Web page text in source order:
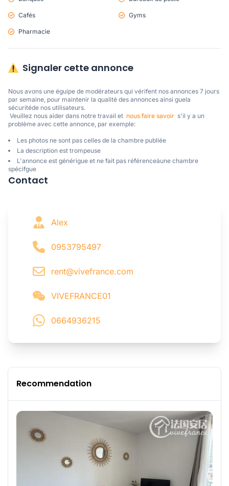
Cafés Gyms
Pharmacie
Signaler cette annonce
Nous avons une éguipe de modérateurs qui vérifent nos annonces 7 jours
par semaine, pour maintenir la qualité des annonces ainsi guela
sécuritéde nos utilisateurs.
Veuillez nous aider dans notre travail et nous faire savoir
  s'il y a un
problème avec cette annonce, par exemple:
Les photos ne sont pas celles de la chambre publiée
La description est trompeuse
L'annonce est générigue et ne fait pas référenceàune chambre
spécifgue
Contact
Alex
0953795497
rent@vivefrance.com
VIVEFRANCE01
0664936215
Recommendation